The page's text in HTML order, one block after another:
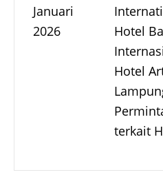
Januari
2026
Hotel
Hotel
terkait